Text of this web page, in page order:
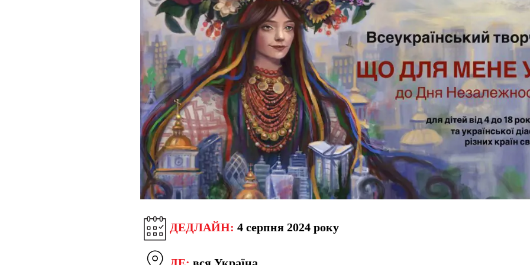
ДЕДЛАЙН: 4 серпня 2024 року
ДЕ: вся Україна